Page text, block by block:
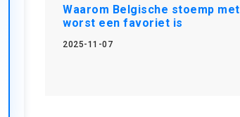
Waarom Belgische stoemp met
worst een favoriet is
2025-11-07